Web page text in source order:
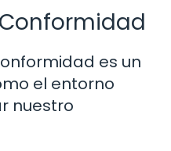
es un
el entorno
nuestro